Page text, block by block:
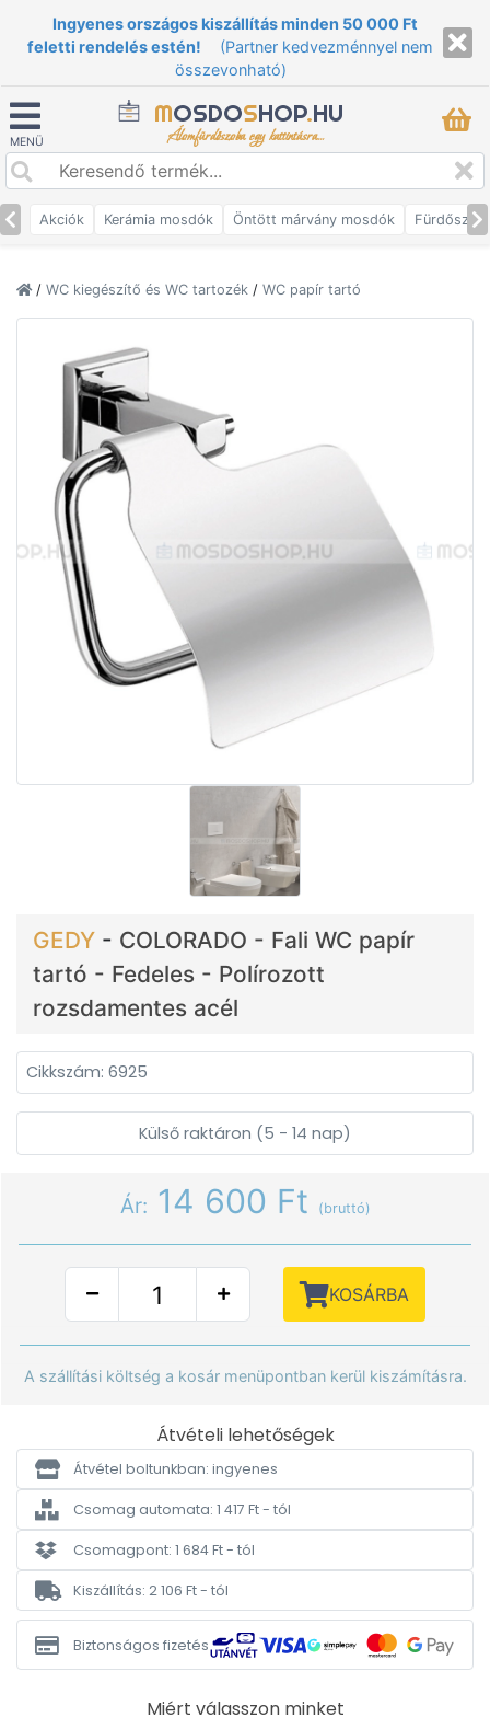
Ingyenes országos kiszállítás minden 50 000 Ft
feletti rendelés estén!
(Partner kedvezménnyel nem
összevonható)
MENÜ
MOSDOSHOP.HU
Álomfürdőszoba egy kattintásra...
Akciók Kerámia mosdók Öntött márvány mosdók
/ WC kiegészítő és WC tartozék / WC papír tartó
GEDY - COLORADO - Fali WC papír
tartó - Fedeles - Polírozott
rozsdamentes acél
Cikkszám: 6925
Külső raktáron (5 - 14 nap)
Ár: 14 600 Ft (bruttó)
KOSÁRBA
A szállítási költség a kosár menüpontban kerül kiszámításra.
Átvételi lehetőségek
Átvétel boltunkban: ingyenes
Csomag automata: 1 417 Ft - tól
Csomagpont: 1 684 Ft - tól
Kiszállítás: 2 106 Ft - tól
Biztonságos fizetés
Miért válasszon minket